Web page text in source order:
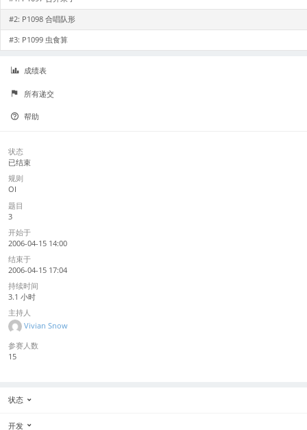
#2: P1098 合唱队形
#3: P1099 虫食算
成绩表
所有递交
帮助
状态
已结束
规则
OI
题目
3
开始于
2006-04-15 14:00
结束于
2006-04-15 17:04
持续时间
3.1 小时
主持人
Vivian Snow
参赛人数
15
状态
开发